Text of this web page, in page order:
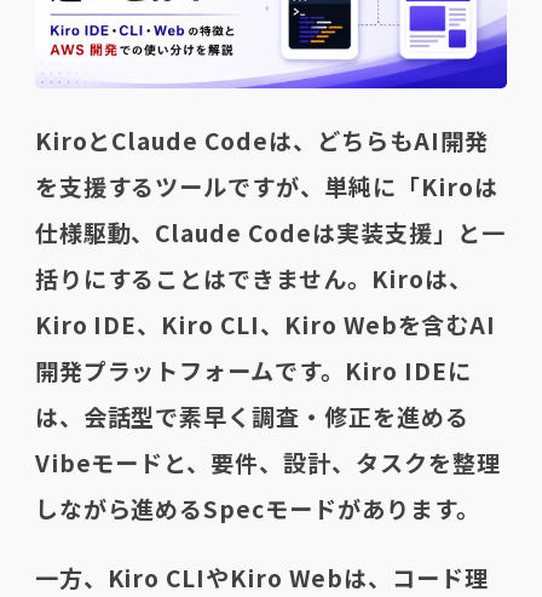
KiroとClaude Codeは、どちらもAI開発
を支援するツールですが、単純に「Kiroは
仕様駆動、Claude Codeは実装支援」と一
括りにすることはできません。Kiroは、
Kiro IDE、Kiro CLI、Kiro Webを含むAI
開発プラットフォームです。Kiro IDEに
は、会話型で素早く調査・修正を進める
Vibeモードと、要件、設計、タスクを整理
しながら進めるSpecモードがあります。
一方、Kiro CLIやKiro Webは、コード理